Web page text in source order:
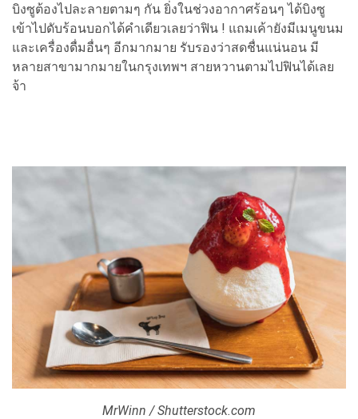
บิงซูต้องไปละลายตามๆ กัน ยิ่งในช่วงอากาศร้อนๆ ได้บิงซู
เข้าไปดับร้อนบอกได้คำเดียวเลยว่าฟิน ! แถมเค้ายังมีเมนูขนม
และเครื่องดื่มอื่นๆ อีกมากมาย รับรองว่าสดชื่นแน่นอน มี
หลายสาขามากมายในกรุงเทพฯ สายหวานตามไปฟินได้เลย
จ้า
MrWinn / Shutterstock.com